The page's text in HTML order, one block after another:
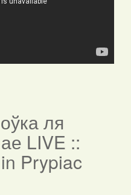
ля
LIVE ::
Prypiac